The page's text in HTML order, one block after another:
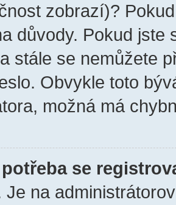
zobrazí)?
důvody. Pokud jste
stále se nemůžete
Obvykle toto
možná má
se
Je na